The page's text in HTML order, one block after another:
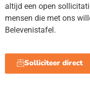
altijd een open
mensen die met ons
Belevenistafel.
Solliciteer direct